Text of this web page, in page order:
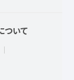
ついて